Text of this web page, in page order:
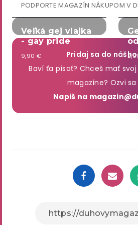
PODPORTE MAGAZÍN NÁKUPOM V
Veľká gej vlajka
- gay pride
9,90 €
Pridaj sa do
Baví ťa písať? Chceš mať
magazíne? Ozvi
Napiš na